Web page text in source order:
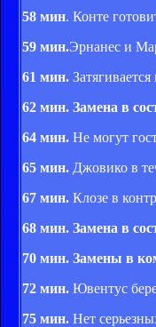
58 мин. Конте
59 мин.Эрнанес и
61 мин.
62 мин. Замена в
64 мин. Не могут
65 мин. Джовико в
67 мин. Клозе в
68 мин. Замена в
70 мин. Замены в
72 мин. Ювентус
75 мин. Нет